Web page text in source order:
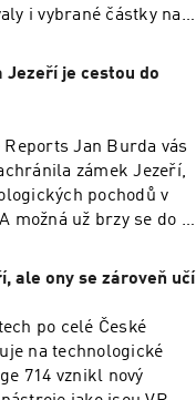
i vybrané částky na
srdce. Letošní, již 6.
v Mostě na
čeká
Nelince a Vítkovi
2026 nabídne se
Jezeří je cestou do
Jan Burda vás
zámek Jezeří,
pochodů v
možná už brzy se do ní
ale ony se zároveň učí
po celé České
na technologické
714 vznikl nový